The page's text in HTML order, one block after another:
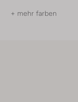
+ mehr farben